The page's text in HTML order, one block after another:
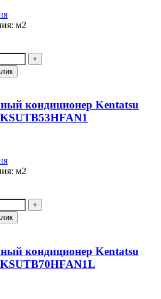
м2
кондиционер Kentatsu
м2
кондиционер Kentatsu